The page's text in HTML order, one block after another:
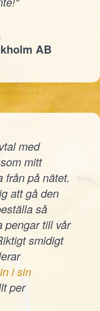
AB
med
mitt
från på nätet.
att gå den
så
pengar till vår
smidigt
i sin
per